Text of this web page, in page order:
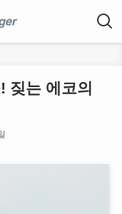
짖는 에코의